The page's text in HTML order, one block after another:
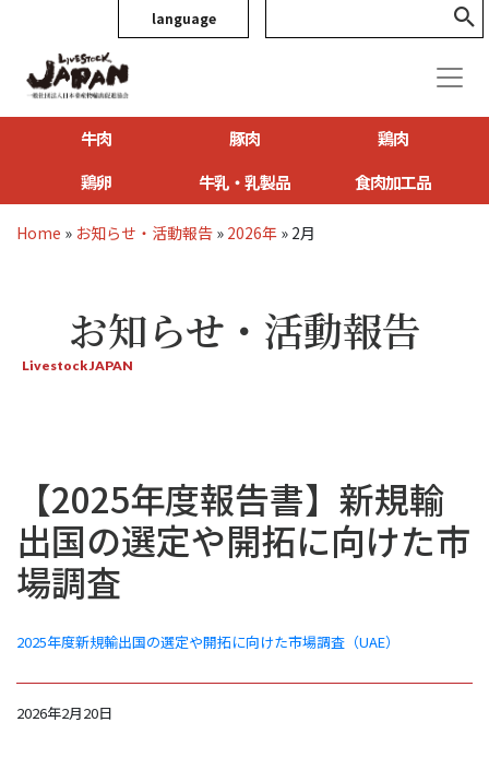
language
牛肉 豚肉
鶏肉
鶏卵
牛乳・乳製品 食肉加工品
Home » お知らせ・活動報告 » 2026年 » 2月
お知らせ・活動報告
Livestock JAPAN
【2025年度報告書】新規輸
出国の選定や開拓に向けた市
場調査
2025年度新規輸出国の選定や開拓に向けた市場調査（UAE）
2026年2月20日